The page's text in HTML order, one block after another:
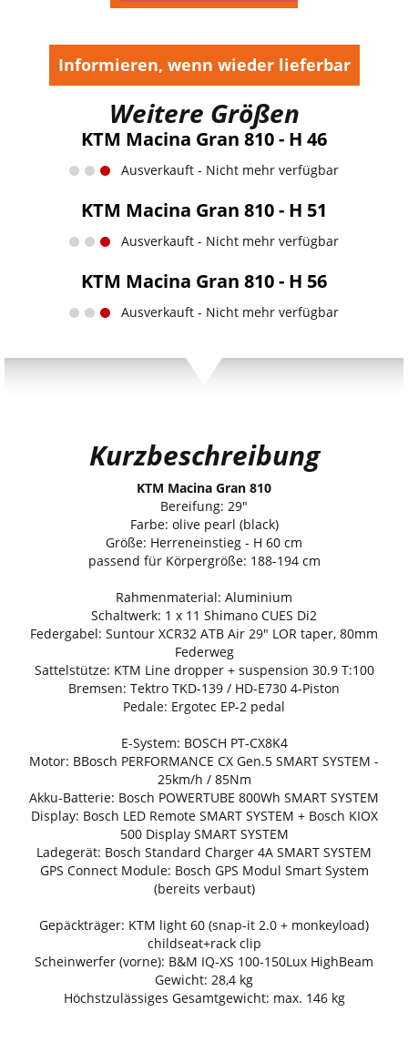
Informieren, wenn wieder lieferbar
Weitere Größen
KTM Macina Gran 810 - H 46
Ausverkauft - Nicht mehr verfügbar
KTM Macina Gran 810 - H 51
Ausverkauft - Nicht mehr verfügbar
KTM Macina Gran 810 - H 56
Ausverkauft - Nicht mehr verfügbar
Kurzbeschreibung
KTM Macina Gran 810
Bereifung: 29"
Farbe: olive pearl (black)
Größe: Herreneinstieg - H 60 cm
passend für Körpergröße: 188-194 cm
Rahmenmaterial: Aluminium
Schaltwerk: 1 x 11 Shimano CUES Di2
Federgabel: Suntour XCR32 ATB Air 29" LOR taper, 80mm
Federweg
Sattelstütze: KTM Line dropper + suspension 30.9 T:100
Bremsen: Tektro TKD-139 / HD-E730 4-Piston
Pedale: Ergotec EP-2 pedal
E-System: BOSCH PT-CX8K4
Motor: BBosch PERFORMANCE CX Gen.5 SMART SYSTEM -
25km/h / 85Nm
Akku-Batterie: Bosch POWERTUBE 800Wh SMART SYSTEM
Display: Bosch LED Remote SMART SYSTEM + Bosch KIOX
500 Display SMART SYSTEM
Ladegerät: Bosch Standard Charger 4A SMART SYSTEM
GPS Connect Module: Bosch GPS Modul Smart System
(bereits verbaut)
Gepäckträger: KTM light 60 (snap-it 2.0 + monkeyload)
childseat+rack clip
Scheinwerfer (vorne): B&M IQ-XS 100-150Lux HighBeam
Gewicht: 28,4 kg
Höchstzulässiges Gesamtgewicht: max. 146 kg